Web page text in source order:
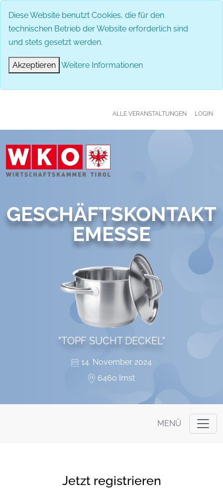
Diese Website benutzt Cookies, die für den
technischen Betrieb der Website erforderlich sind
und stets gesetzt werden.
Akzeptieren Weitere Informationen
ALLE VERANSTALTUNGEN LOGIN
GESCHÄFTSKONTAKT
EMESSE
"TOPF SUCHT DECKEL"
14. November 2024
6460 Imst
MENÜ
MENÜ
Jetzt registrieren